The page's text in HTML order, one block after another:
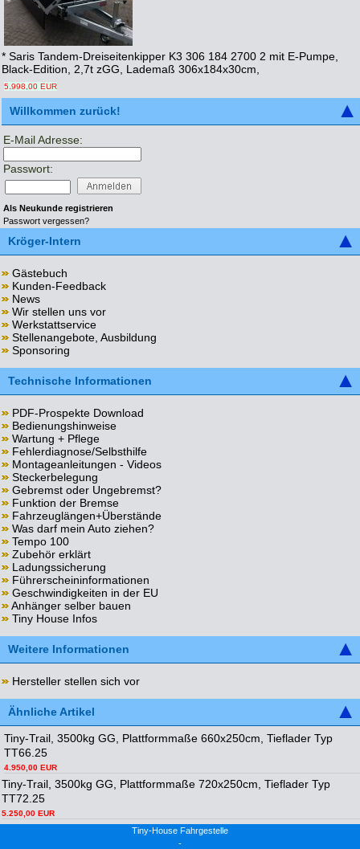
* Saris Tandem-Dreiseitenkipper K3 306 184 2700 2 mit E-Pumpe,
Black-Edition, 2,7t zGG, Lademaß 306x184x30cm,
5.998,00 EUR
Willkommen zurück!
E-Mail Adresse:
Passwort:
Als Neukunde registrieren
Passwort vergessen?
Kröger-Intern
Gästebuch
Kunden-Feedback
News
Wir stellen uns vor
Werkstattservice
Stellenangebote, Ausbildung
Sponsoring
Technische Informationen
PDF-Prospekte Download
Bedienungshinweise
Wartung + Pflege
Fehlerdiagnose/Selbsthilfe
Montageanleitungen - Videos
Steckerbelegung
Gebremst oder Ungebremst?
Funktion der Bremse
Fahrzeuglängen+Überstände
Was darf mein Auto ziehen?
Tempo 100
Zubehör erklärt
Ladungssicherung
Führerscheininformationen
Geschwindigkeiten in der EU
Anhänger selber bauen
Tiny House Infos
Weitere Informationen
Hersteller stellen sich vor
Ähnliche Artikel
Tiny-Trail, 3500kg GG, Plattformmaße 660x250cm, Tieflader Typ
TT66.25
4.950,00 EUR
Tiny-Trail, 3500kg GG, Plattformmaße 720x250cm, Tieflader Typ
TT72.25
5.250,00 EUR
Tiny-House Fahrgestelle
-